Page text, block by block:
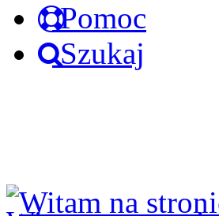
Pomoc
Szukaj